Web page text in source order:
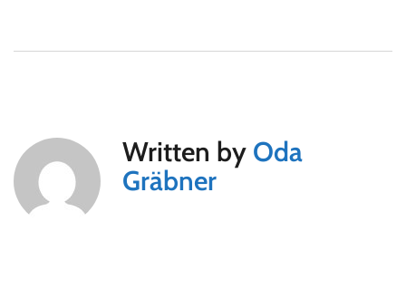
Written by Oda
Gräbner